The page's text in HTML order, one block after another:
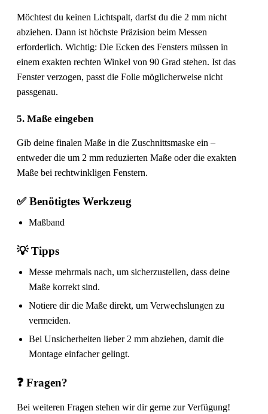
Möchtest du keinen Lichtspalt, darfst du die 2 mm nicht
abziehen. Dann ist höchste Präzision beim Messen
erforderlich. Wichtig: Die Ecken des Fensters müssen in
einem exakten rechten Winkel von 90 Grad stehen. Ist das
Fenster verzogen, passt die Folie möglicherweise nicht
passgenau.
5. Maße eingeben
Gib deine finalen Maße in die Zuschnittsmaske ein –
entweder die um 2 mm reduzierten Maße oder die exakten
Maße bei rechtwinkligen Fenstern.
✅ Benötigtes Werkzeug
Maßband
💡 Tipps
Messe mehrmals nach, um sicherzustellen, dass deine
Maße korrekt sind.
Notiere dir die Maße direkt, um Verwechslungen zu
vermeiden.
Bei Unsicherheiten lieber 2 mm abziehen, damit die
Montage einfacher gelingt.
❓ Fragen?
Bei weiteren Fragen stehen wir dir gerne zur Verfügung!